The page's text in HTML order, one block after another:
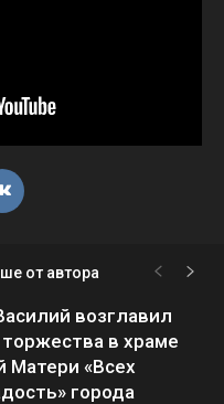
от автора
возглавил
в храме
Матери «Всех
города